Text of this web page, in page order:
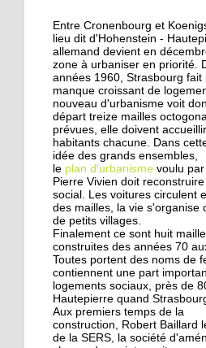
Hautepierre au
jeu vidéo
29 septembre 2016
Les jeunes de
au micro de Radio
25 septembre 2015
La rentrée
des Migrateurs
25 septembre 2015
L'utopie en sons
24 septembre 2015
La pépinière fait
Entre Cronenbourg et
lieu dit d'Hohenstein -
allemand devient en
zone à urbaniser en priorité.
années 1960, Strasbourg fait
manque croissant de
nouveau d'urbanisme voit
départ treize mailles
prévues, elle doivent
habitants chacune. Dans
idée des grands ensembles,
le plan d'urbanisme voulu
Pierre Vivien doit
social. Les voitures circulent
des mailles, la vie s'organise
de petits villages.
Finalement ce sont huit
construites des années 70
Toutes portent des noms de
contiennent une part
logements sociaux, près de
Hautepierre quand
Aux premiers temps de la
construction, Robert Baillard
de la SERS, la société